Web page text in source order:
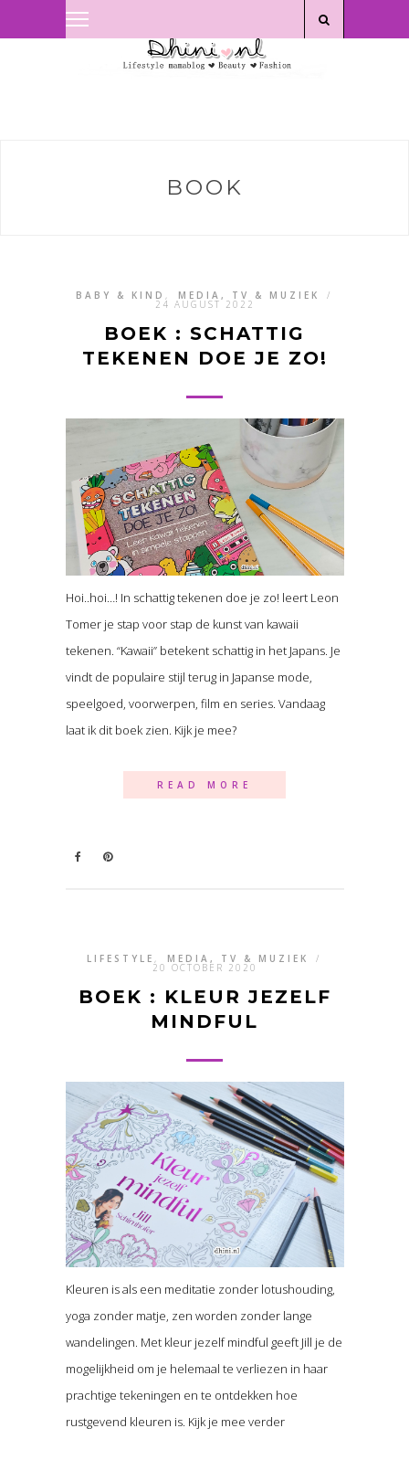
BOOK
BABY & KIND , MEDIA, TV & MUZIEK /
24 AUGUST 2022
BOEK : SCHATTIG
TEKENEN DOE JE ZO!
Hoi..hoi…! In schattig tekenen doe je zo! leert Leon
Tomer je stap voor stap de kunst van kawaii
tekenen. “Kawaii” betekent schattig in het Japans. Je
vindt de populaire stijl terug in Japanse mode,
speelgoed, voorwerpen, film en series. Vandaag
laat ik dit boek zien. Kijk je mee?
READ MORE
LIFESTYLE MEDIA, TV & MUZIEK /
20 OCTOBER 2020
BOEK : KLEUR JEZELF
MINDFUL
Kleuren is als een meditatie zonder lotushouding,
yoga zonder matje, zen worden zonder lange
wandelingen. Met kleur jezelf mindful geeft Jill je de
mogelijkheid om je helemaal te verliezen in haar
prachtige tekeningen en te ontdekken hoe
rustgevend kleuren is. Kijk je mee verder